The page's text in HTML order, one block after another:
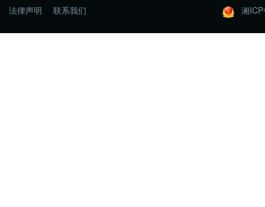
法律声明 联系我们 湘